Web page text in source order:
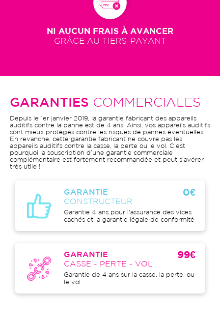
NI AUCUN FRAIS À AVANCER
GRÂCE AU TIERS-PAYANT
GARANTIES COMMERCIALES
Depuis le 1er janvier 2019, la garantie fabricant des appareils
auditifs contre la panne est de 4 ans. Ainsi, vos appareils auditifs
sont mieux protégés contre les risques de pannes éventuelles.
En revanche, cette garantie fabricant ne couvre pas les
appareils auditifs contre la casse, la perte ou le vol. C’est
pourquoi la souscription d’une garantie commerciale
complémentaire est fortement recommandée et peut s’avérer
très utile !
GARANTIE
CONSTRUCTEUR
0€
Garantie 4 ans pour l'assurance des vices
cachés et la garantie légale de conformité
GARANTIE
CASSE - PERTE - VOL
99€
Garantie de 4 ans sur la casse, la perte, ou
le vol